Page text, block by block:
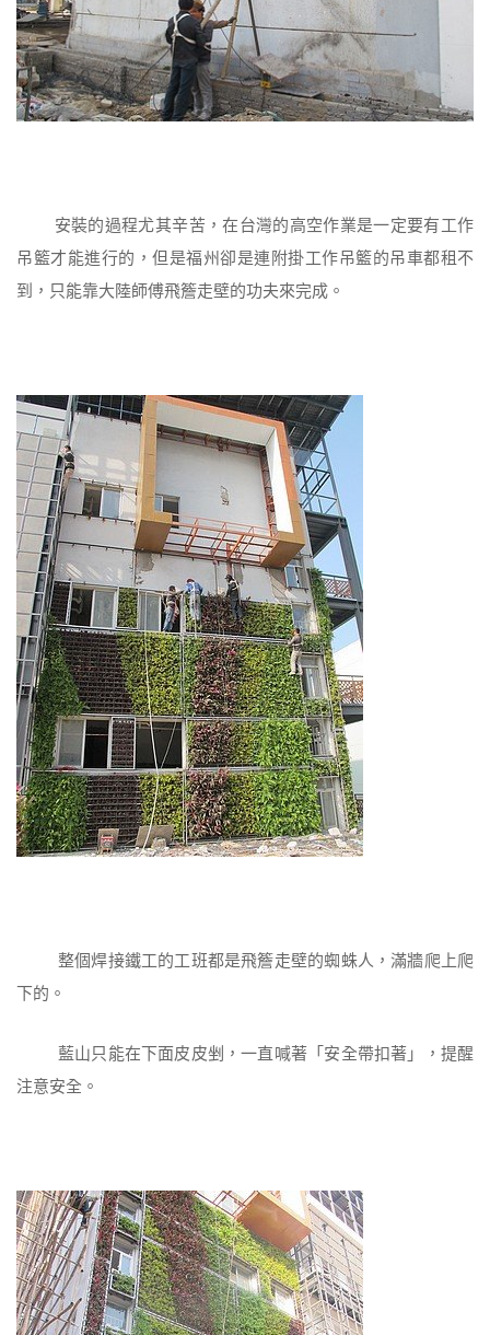
安裝的過程尤其辛苦，在台灣的高空作業是一定要有工作
吊籃才能進行的，但是福州卻是連附掛工作吊籃的吊車都租不
到，只能靠大陸師傅飛簷走壁的功夫來完成。
整個焊接鐵工的工班都是飛簷走壁的蜘蛛人，滿牆爬上爬
下的。
藍山只能在下面皮皮剉，一直喊著「安全帶扣著」，提醒
注意安全。